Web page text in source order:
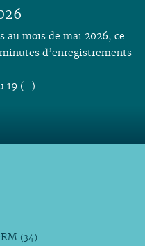
au mois de mai 2026, ce
d’enregistrements
19 (…)
(34)